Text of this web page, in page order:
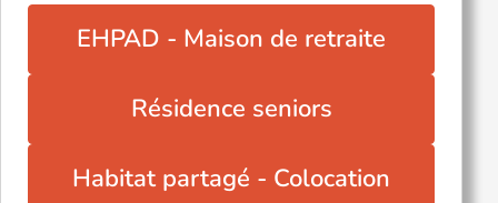
EHPAD - Maison de retraite
Résidence seniors
Habitat partagé - Colocation